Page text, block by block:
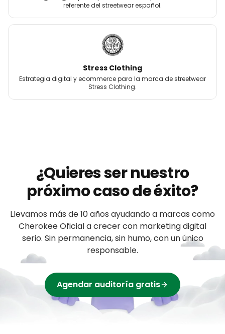
referente del streetwear español.
Stress Clothing
Estrategia digital y ecommerce para la marca de streetwear
Stress Clothing.
¿Quieres ser nuestro
próximo caso de éxito?
Llevamos más de 10 años ayudando a marcas como
Cherokee Oficiala crecer con marketing digital
serio. Sin permanencia, sin humo, con un único
responsable.
Agendar auditoría gratis